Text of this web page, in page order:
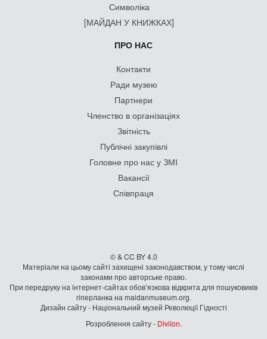
Символіка
[МАЙДАН У КНИЖКАХ]
ПРО НАС
Контакти
Ради музею
Партнери
Членство в організаціях
Звітність
Публічні закупівлі
Головне про нас у ЗМІ
Вакансії
Співпраця
© & CC BY 4.0
Матеріали на цьому сайті захищені законодавством, у тому числі
законами про авторське право.
При передруку на iнтернет-сайтах обов’язкова відкрита для пошуковиків
гiперланка на maidanmuseum.org.
Дизайн сайту - Національний музей Революції Гідності
Розроблення сайту - Divilon.